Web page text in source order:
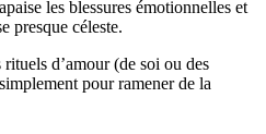
les blessures émotionnelles et
presque céleste.
d’amour (de soi ou des
pour ramener de la